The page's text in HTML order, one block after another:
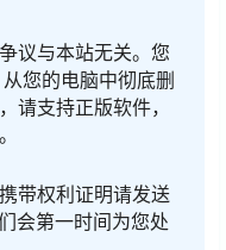
议与本站无关。您
您的电脑中彻底删
请支持正版软件，
带权利证明请发送
会第一时间为您处